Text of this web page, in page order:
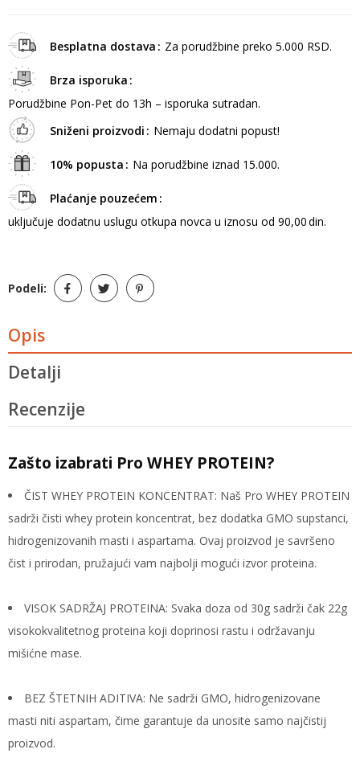
Besplatna dostava Za porudžbine preko 5.000 RSD.
Brza isporuka
Porudžbine Pon-Pet do 13h – isporuka sutradan.
Sniženi proizvodi
Nemaju dodatni popust!
10% popusta Na porudžbine iznad 15.000.
Plaćanje pouzećem
uključuje dodatnu uslugu otkupa novca u iznosu od 90,00 din.
Podeli:
Opis
Detalji
Recenzije
Zašto izabrati Pro WHEY PROTEIN?
ČIST WHEY PROTEIN KONCENTRAT: Naš Pro WHEY PROTEIN
sadrži čisti whey protein koncentrat, bez dodatka GMO supstanci,
hidrogenizovanih masti i aspartama. Ovaj proizvod je savršeno
čist i prirodan, pružajući vam najbolji mogući izvor proteina.
VISOK SADRŽAJ PROTEINA: Svaka doza od 30g sadrži čak 22g
visokokvalitetnog proteina koji doprinosi rastu i održavanju
mišićne mase.
BEZ ŠTETNIH ADITIVA: Ne sadrži GMO, hidrogenizovane
masti niti aspartam, čime garantuje da unosite samo najčistij
proizvod.